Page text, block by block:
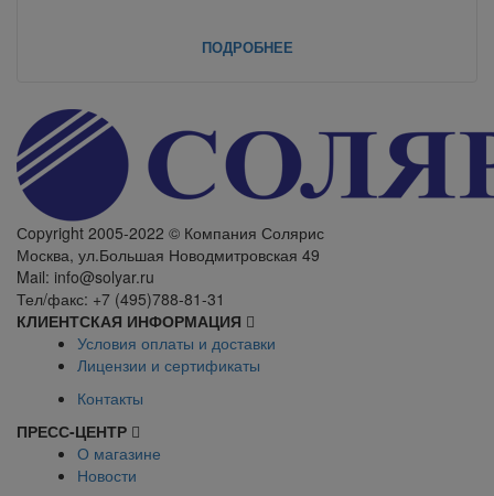
ПОДРОБНЕЕ
Сopyright 2005-2022 © Компания Солярис
Москва, ул.Большая Новодмитровская 49
Mail: info@solyar.ru
Тел/факс: +7 (495)788-81-31
КЛИЕНТСКАЯ ИНФОРМАЦИЯ
Условия оплаты и доставки
Лицензии и сертификаты
Контакты
ПРЕСС-ЦЕНТР
О магазине
Новости